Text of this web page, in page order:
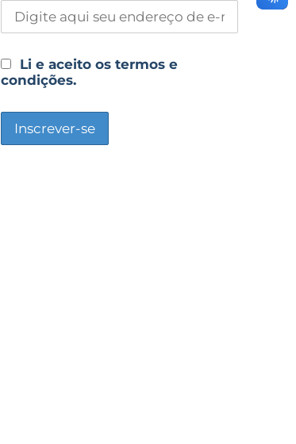
Li e aceito os termos e
condições.